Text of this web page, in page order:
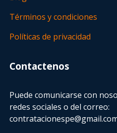
Términos y condiciones
Políticas de privacidad
Contactenos
Puede comunicarse con
redes sociales o del correo: